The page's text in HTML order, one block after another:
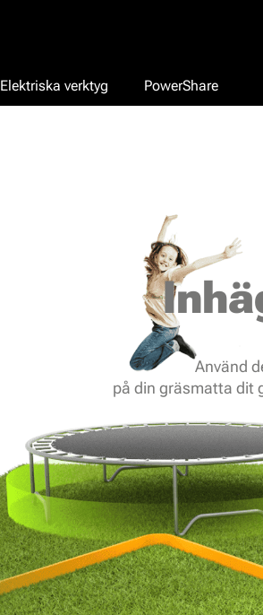
Elektriska verktyg PowerShare
Använd
på din gräsmatta dit